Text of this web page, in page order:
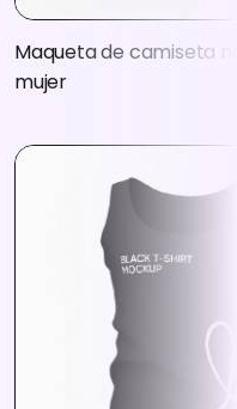
Maqueta de camiseta
mujer